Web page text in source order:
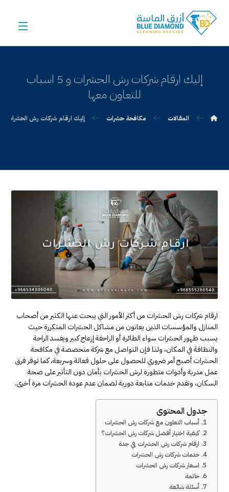
إليك ارقام شركات رش الحشرات و 5 اسباب
للتعاون معها
المقالات مكافحة حشرات إليك ارقام شركات رش الحشرات و 5 اسباب للتعاون معها
ارقام شركات رش الحشرات من أكثر الأمور التي يبحث عنها الكثير من أصحاب
المنازل والمؤسسات الذين يعانون من مشاكل الحشرات المتكررة حيث
يسبب ظهور الحشرات سواء الطائرة أو الزاحفة إزعاج كبير ويفسد الراحة
والنظافة في المكان، ولذا فإن التواصل مع شركة متخصصة في مكافحة
الحشرات أصبح أمر ضروري للحصول على حلول فعالة وسريعة، كما توفر فرق
عمل مدربة وأدوات متطورة لرش الحشرات بأمان دون التأثير على صحة
السكان، وتقدم خدمات متابعة دورية لضمان عدم عودة الحشرات مرة أخرى.
جدول المحتوى
أسباب التعاون مع شركات رش الحشرات
كيفية اختيار أفضل شركات رش الحشرات؟
ارقام شركات رش الحشرات في جدة
خدمات شركات رش الحشرات
اسعار شركات رش الحشرات
خاتمة
أسئلة شائعة